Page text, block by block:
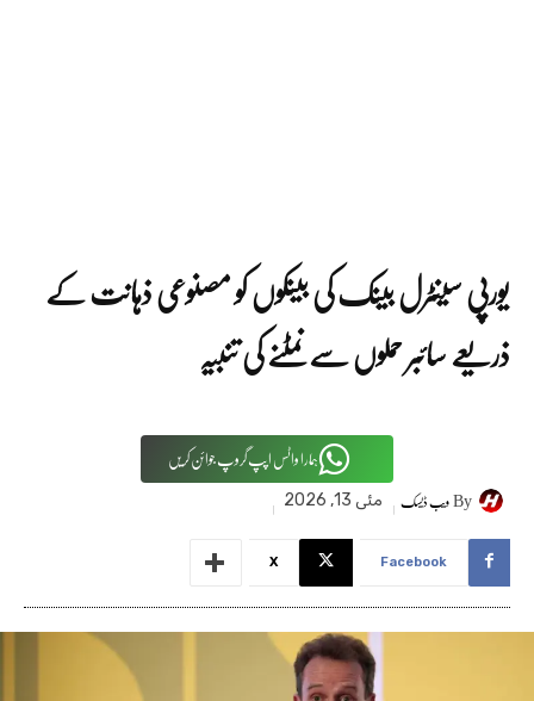
یورپی سینٹرل بینک کی بینکوں کو مصنوعی ذہانت کے
ذریعے سائبر حملوں سے نمٹنے کی تنبیہ
ہمارا واٹس اپپ گروپ جوائن کریں
Byویب ڈیسک مئی 13, 2026
Facebook
X